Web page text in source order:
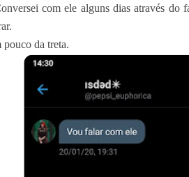
com ele alguns dias através do
pouco da treta.